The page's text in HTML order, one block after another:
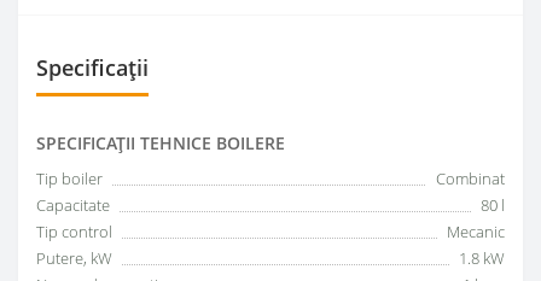
Specificații
SPECIFICAŢII TEHNICE BOILERE
Tip boiler
Combinat
Capacitate
80 l
Tip control
Mecanic
Putere, kW
1.8 kW